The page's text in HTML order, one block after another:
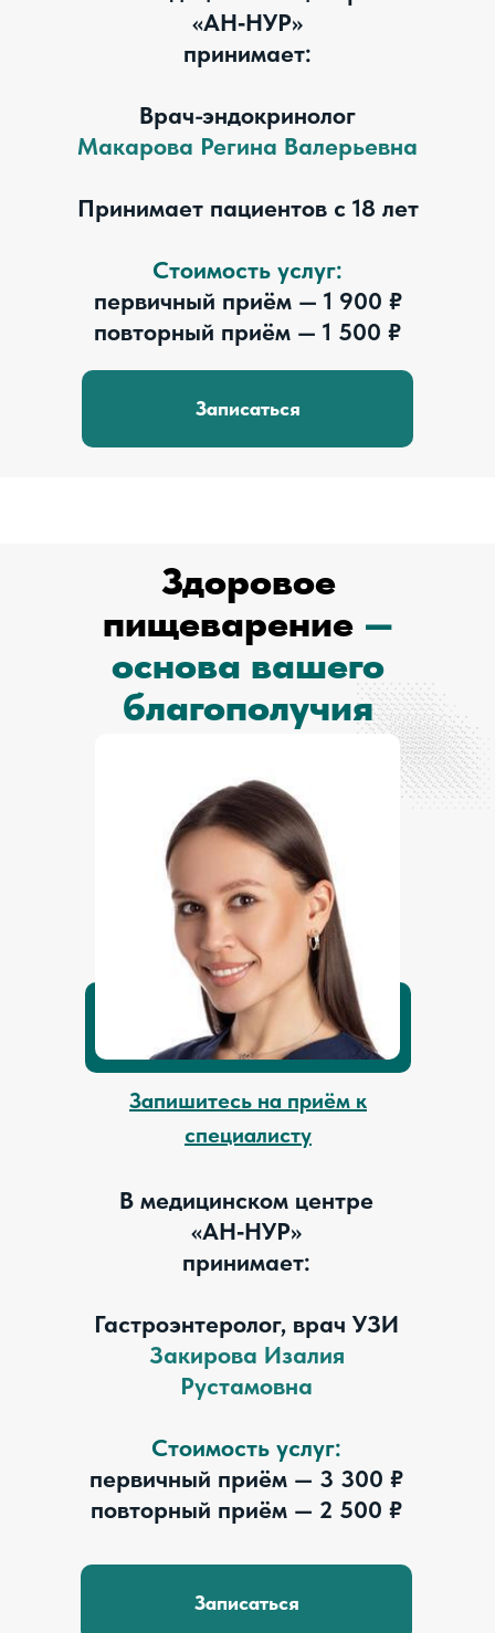
«АН‑НУР»
принимает:
Врач-эндокринолог
Макарова Регина Валерьевна
Принимает пациентов с 18 лет
Стоимость услуг:
первичный приём — 1 900 ₽
повторный приём — 1 500 ₽
Записаться
Здоровое
пищеварение —
основа вашего
благополучия
Записаться
В медицинском центре
«АН‑НУР»
принимает:
Гастроэнтеролог, врач УЗИ
Закирова Изалия
Рустамовна
Стоимость услуг:
первичный приём — 3 300 ₽
повторный приём — 2 500 ₽
Запишитесь на приём к
специалисту